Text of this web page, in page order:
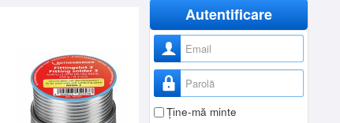
Autentificare
Nume utilizator
Parolă
Ţine-mă minte